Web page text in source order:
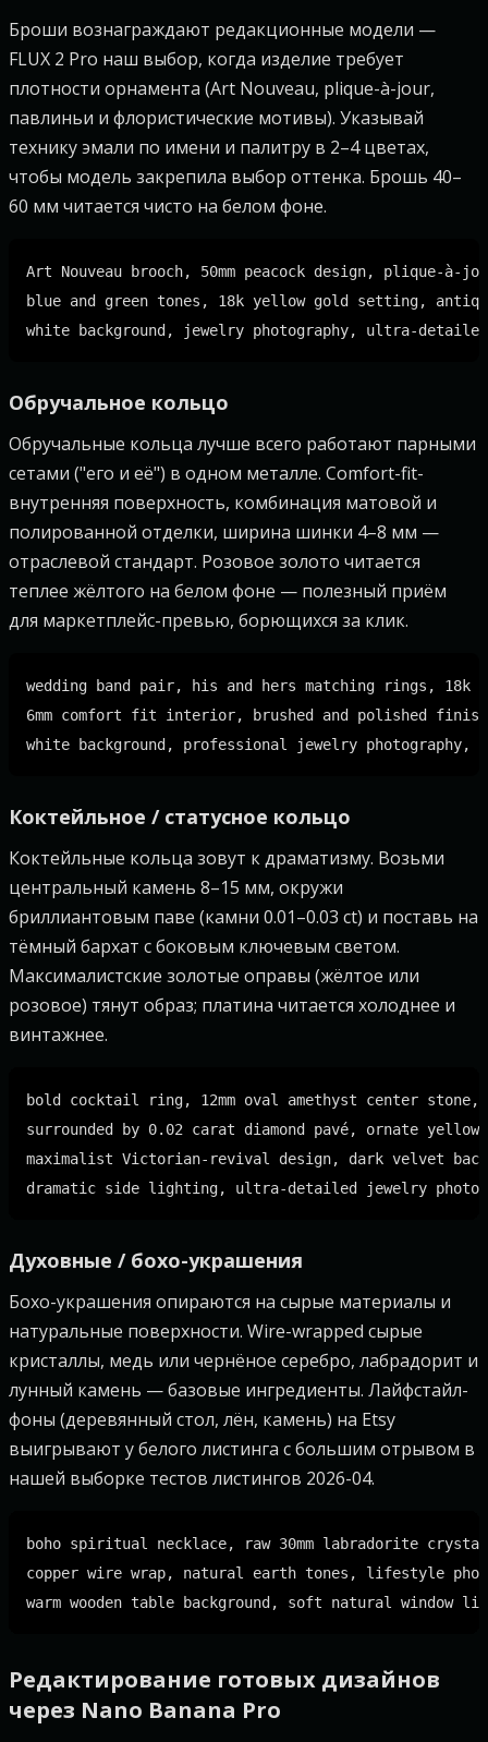
Броши вознаграждают редакционные модели —
FLUX 2 Pro наш выбор, когда изделие требует
плотности орнамента (Art Nouveau, plique-à-jour,
павлиньи и флористические мотивы). Указывай
технику эмали по имени и палитру в 2–4 цветах,
чтобы модель закрепила выбор оттенка. Брошь 40–
60 мм читается чисто на белом фоне.
Art Nouveau brooch, 50mm peacock design, plique-à-
blue and green tones, 18k yellow gold setting,
Обручальное кольцо
Обручальные кольца лучше всего работают парными
сетами ("его и её") в одном металле. Comfort-fit-
внутренняя поверхность, комбинация матовой и
полированной отделки, ширина шинки 4–8 мм —
отраслевой стандарт. Розовое золото читается
теплее жёлтого на белом фоне — полезный приём
для маркетплейс-превью, борющихся за клик.
wedding band pair, his and hers matching rings, 18k
6mm comfort fit interior, brushed and polished
Коктейльное / статусное кольцо
Коктейльные кольца зовут к драматизму. Возьми
центральный камень 8–15 мм, окружи
бриллиантовым паве (камни 0.01–0.03 ct) и поставь на
тёмный бархат с боковым ключевым светом.
Максималистские золотые оправы (жёлтое или
розовое) тянут образ; платина читается холоднее и
винтажнее.
bold cocktail ring, 12mm oval amethyst center stone,
surrounded by 0.02 carat diamond pavé, ornate
maximalist Victorian-revival design, dark velvet
Духовные / бохо-украшения
Бохо-украшения опираются на сырые материалы и
натуральные поверхности. Wire-wrapped сырые
кристаллы, медь или чернёное серебро, лабрадорит и
лунный камень — базовые ингредиенты. Лайфстайл-
фоны (деревянный стол, лён, камень) на Etsy
выигрывают у белого листинга с большим отрывом в
нашей выборке тестов листингов 2026-04.
boho spiritual necklace, raw 30mm labradorite
copper wire wrap, natural earth tones, lifestyle
Редактирование готовых дизайнов
через Nano Banana Pro